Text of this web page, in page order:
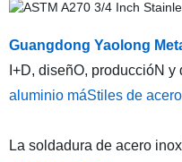
Guangdong Yaolong
I+D, diseñO, produccióN
aluminio máStiles de
La soldadura de acero